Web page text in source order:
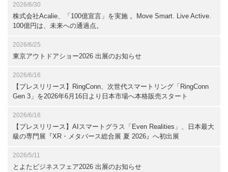
2026/6/30
株式会社Acalie、「100億宣言」を実施 。Move Smart. Live Active.
100億円は、未来への通過点。
2026/6/25
東京アウトドアショー2026 出展のお知らせ
2026/6/16
【プレスリリース】RingConn、次世代スマートリング「RingConn
Gen 3」を2026年6月16日より日本市場へ本格販売スタート
2026/6/16
【プレスリリース】AIスマートグラス「Even Realities」、日本最大
級の専門展『XR・メタバース総合展 夏 2026』へ初出展
2026/5/11
とよたビジネスフェア2026 出展のお知らせ